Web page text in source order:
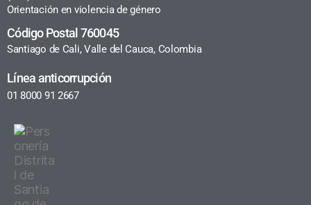
Orientación en violencia de género
Código Postal 760045
Santiago de Cali, Valle del Cauca, Colombia
Línea anticorrupción
01 8000 91 2667